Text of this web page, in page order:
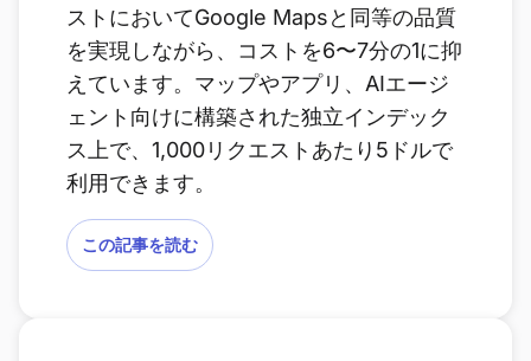
ストにおいてGoogle Mapsと同等の品質
を実現しながら、コストを6〜7分の1に抑
えています。マップやアプリ、AIエージ
ェント向けに構築された独立インデック
ス上で、1,000リクエストあたり5ドルで
利用できます。
この記事を読む